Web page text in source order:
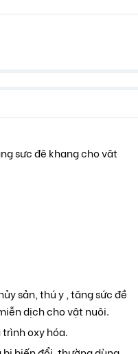
sưc đê khang cho vât
sản, thú y , tăng sức đề
dịch cho vật nuôi.
oxy hóa.